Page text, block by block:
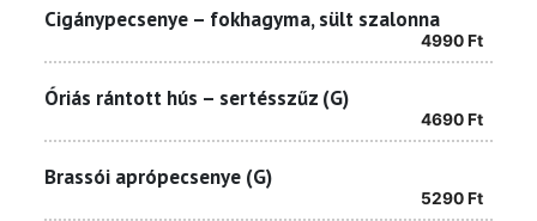
Cigánypecsenye – fokhagyma, sült szalonna
4990Ft
Óriás rántott hús – sertésszűz (G)
4690Ft
Brassói aprópecsenye (G)
5290Ft